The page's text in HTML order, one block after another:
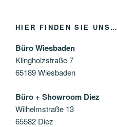
HIER FINDEN SIE UNS…
Büro Wiesbaden
Klingholzstraße 7
65189 Wiesbaden
Büro + Showroom Diez
Wilhelmstraße 13
65582 Diez